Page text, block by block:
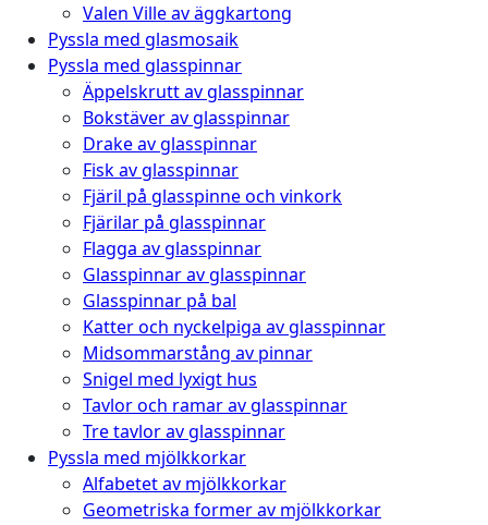
Valen Ville av äggkartong
Pyssla med glasmosaik
Pyssla med glasspinnar
Äppelskrutt av glasspinnar
Bokstäver av glasspinnar
Drake av glasspinnar
Fisk av glasspinnar
Fjäril på glasspinne och vinkork
Fjärilar på glasspinnar
Flagga av glasspinnar
Glasspinnar av glasspinnar
Glasspinnar på bal
Katter och nyckelpiga av glasspinnar
Midsommarstång av pinnar
Snigel med lyxigt hus
Tavlor och ramar av glasspinnar
Tre tavlor av glasspinnar
Pyssla med mjölkkorkar
Alfabetet av mjölkkorkar
Geometriska former av mjölkkorkar